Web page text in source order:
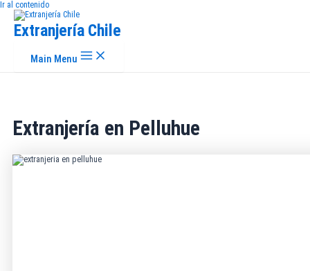
Ir al contenido
Extranjería Chile
Main Menu
Extranjería en Pelluhue